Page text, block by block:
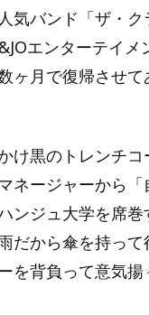
気バンド「ザ・
エンターテイメ
ヶ月で復帰させ
黒のトレンチコ
ネージャーから
ンジュ大学を席
だから傘を持って
を背負って意気